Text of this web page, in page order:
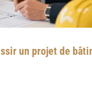
un projet de